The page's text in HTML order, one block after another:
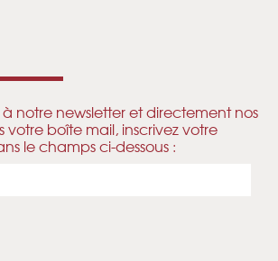
à notre newsletter et directement nos
votre boîte mail, inscrivez votre
le champs ci-dessous :